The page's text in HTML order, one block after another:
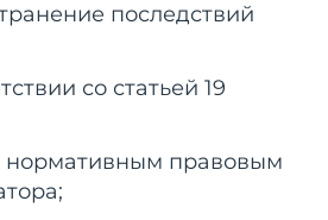
последствий
со статьей 19
нормативным правовым